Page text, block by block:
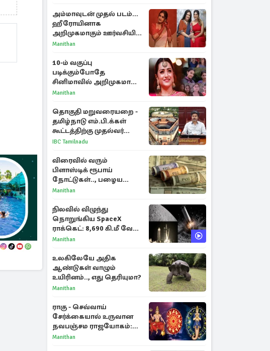
அம்மாவுடன் முதல் படம்...
ஹீரோயினாக
அறிமுகமாகும் ஊர்வசியின்
மகள் தேஜலட்சுமி!
Manithan
10-ம் வகுப்பு
படிக்கும்போதே
சினிமாவில் அறிமுகமான
த்ரிஷா! உண்மையை
காந்தி
Manithan
தொகுதி மறுவரையறை -
தமிழ்நாடு எம்.பி.க்கள்
கூட்டத்திற்கு முதல்வர்
விஜய் அழைப்பு
IBC Tamilnadu
விரைவில் வரும்
பிளாஸ்டிக் ரூபாய்
நோட்டுகள்.., பழைய
காகித நோட்டுகள்
Manithan
நிலவில் விழுந்து
நொறுங்கிய SpaceX
ராக்கெட்: 8,690 கி.மீ வேக
மோதலால் உருவான புதிய
Manithan
உலகிலேயே அதிக
ஆண்டுகள் வாழும்
உயிரினம்.., எது தெரியுமா?
Manithan
ராகு - செவ்வாய்
சேர்க்கையால் உருவான
நவபஞ்சம ராஜயோகம்:
அதிர்ஷ்டம் பெறும் 3
Manithan